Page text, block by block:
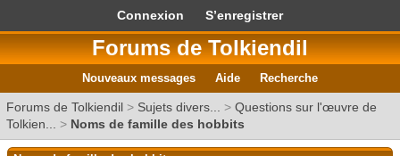
Connexion S’enregistrer
Forums de Tolkiendil
Nouveaux messages Aide Recherche
Forums de Tolkiendil > Sujets divers... > Questions sur l'œuvre de
Tolkien...
> Noms de famille des hobbits